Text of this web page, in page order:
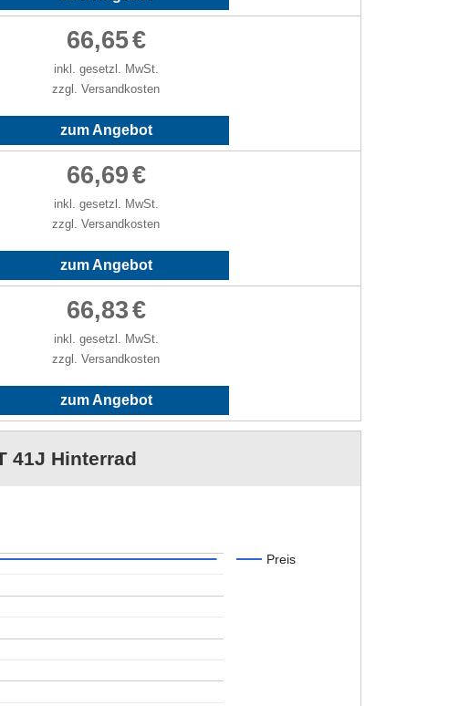
66,65€
inkl. gesetzl. MwSt.
zzgl. Versandkosten
zum Angebot
66,69€
inkl. gesetzl. MwSt.
zzgl. Versandkosten
zum Angebot
66,83€
inkl. gesetzl. MwSt.
zzgl. Versandkosten
zum Angebot
41J Hinterrad
Preis